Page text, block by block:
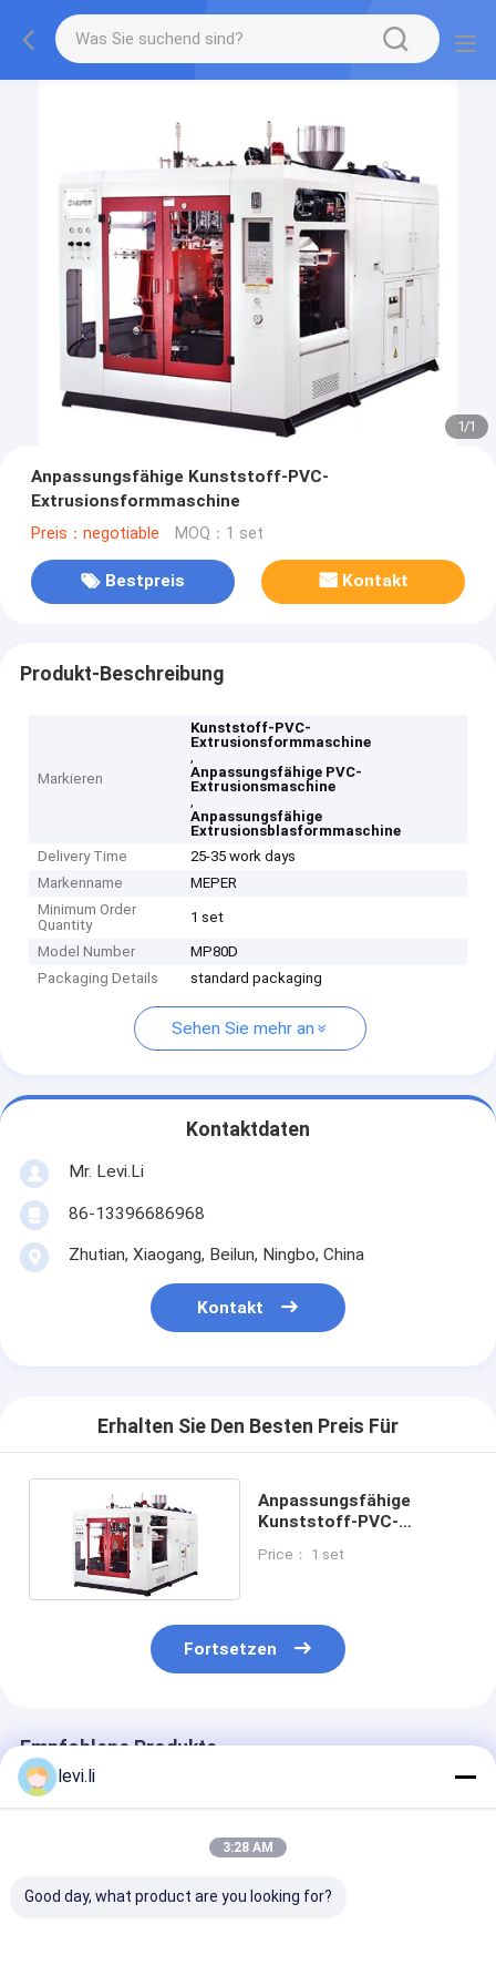
1/1
Anpassungsfähige Kunststoff-PVC-
Extrusionsformmaschine
Preis：negotiable MOQ：1 set
Bestpreis Kontakt
Produkt-Beschreibung
Markieren
Kunststoff-PVC-
Extrusionsformmaschine
,
Anpassungsfähige PVC-
Extrusionsmaschine
,
Anpassungsfähige
Extrusionsblasformmaschine
Delivery Time
25-35 work days
Markenname
MEPER
Minimum Order
Quantity
1 set
Model Number
MP80D
Packaging Details
standard packaging
Sehen Sie mehr an
Kontaktdaten
Mr. Levi.Li
86-13396686968
Zhutian, Xiaogang, Beilun, Ningbo, China
Kontakt
Erhalten Sie Den Besten Preis Für
Anpassungsfähige
Kunststoff-PVC-
Price： 1 set
Fortsetzen
Empfohlene Produkte
levi.li
3:28 AM
Good day, what product are you looking for?